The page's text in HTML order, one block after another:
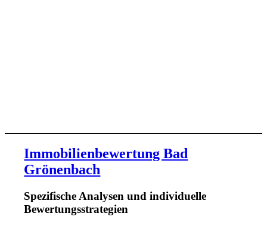
Immobilienbewertung Bad
Grönenbach
Spezifische Analysen und individuelle
Bewertungsstrategien